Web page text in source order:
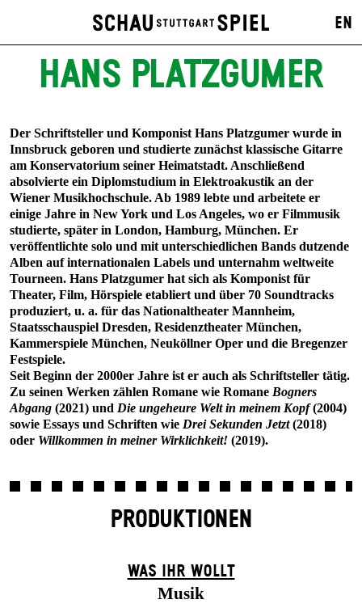
EN
HANS PLATZGUMER
Der Schriftsteller und Komponist Hans Platzgumer wurde in
Innsbruck geboren und studierte zunächst klassische Gitarre
am Konservatorium seiner Heimatstadt. Anschließend
absolvierte ein Diplomstudium in Elektroakustik an der
Wiener Musikhochschule. Ab 1989 lebte und arbeitete er
einige Jahre in New York und Los Angeles, wo er Filmmusik
studierte, später in London, Hamburg, München. Er
veröffentlichte solo und mit unterschiedlichen Bands dutzende
Alben auf internationalen Labels und unternahm weltweite
Tourneen. Hans Platzgumer hat sich als Komponist für
Theater, Film, Hörspiele etabliert und über 70 Soundtracks
produziert, u. a. für das Nationaltheater Mannheim,
Staatsschauspiel Dresden, Residenztheater München,
Kammerspiele München, Neuköllner Oper und die Bregenzer
Festspiele.
Seit Beginn der 2000er Jahre ist er auch als Schriftsteller tätig.
Zu seinen Werken zählen Romane wie Romane Bogners
Abgang (2021) und Die ungeheure Welt in meinem Kopf(2004)
sowie Essays und Schriften wie Drei Sekunden Jetzt(2018)
oder Willkommen in meiner Wirklichkeit! (2019).
PRODUKTIONEN
WAS IHR WOLLT
Musik